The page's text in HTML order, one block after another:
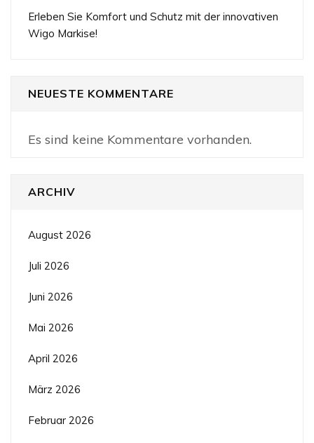
Erleben Sie Komfort und Schutz mit der innovativen
Wigo Markise!
NEUESTE KOMMENTARE
Es sind keine Kommentare vorhanden.
ARCHIV
August 2026
Juli 2026
Juni 2026
Mai 2026
April 2026
März 2026
Februar 2026